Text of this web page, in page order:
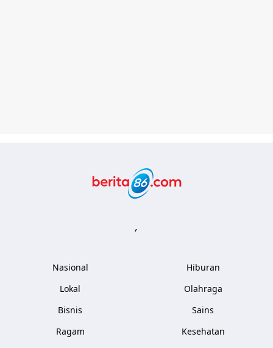
,
Nasional
Lokal
Bisnis
Ragam
Hiburan
Olahraga
Sains
Kesehatan